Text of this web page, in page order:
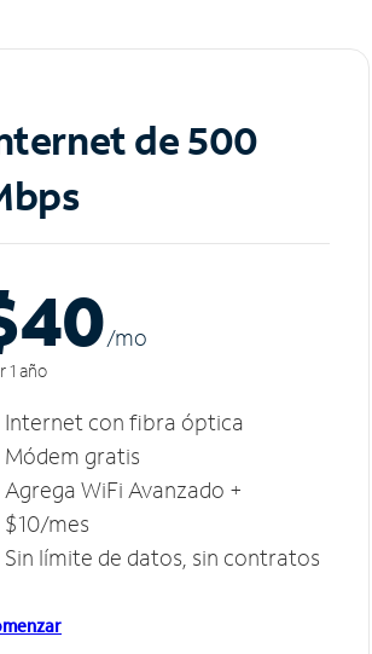
de 500
/mo
1 año
Internet con fibra óptica
Módem gratis
Agrega WiFi Avanzado +
$10/mes
Sin límite de datos, sin contratos